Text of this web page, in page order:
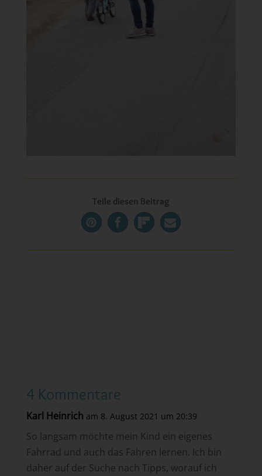
Teile diesen Beitrag
4 Kommentare
Karl Heinrich am 8. August 2021 um 20:39
So langsam möchte mein Kind ein eigenes
Fahrrad und auch das Fahren lernen. Ich bin
daher auf der Suche nach Tipps, worauf ich